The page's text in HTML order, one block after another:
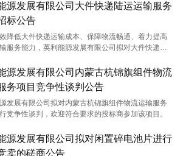
源发展有限公司大件快递陆运运输服务
标公告
降低大件快递运输成本、保障物流畅通、着力提高
服务能力，英利能源发展有限公司拟对大件快递运
源发展有限公司内蒙古杭锦旗组件物流
务项目竞争性谈判公告
发展有限公司拟对内蒙古杭锦旗组件物流运输服务
竞争性谈判，欢迎符合要求的投标商参加该项目。
源发展有限公司拟对闲置碎电池片进行
卖的磋商公告